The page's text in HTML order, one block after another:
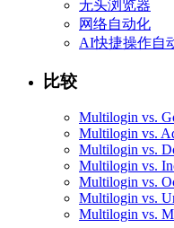
无头浏览器
网络自动化
AI快捷操作自
比较
Multilogin vs.
Multilogin vs.
Multilogin vs.
Multilogin vs.
Multilogin vs.
Multilogin vs.
Multilogin vs.